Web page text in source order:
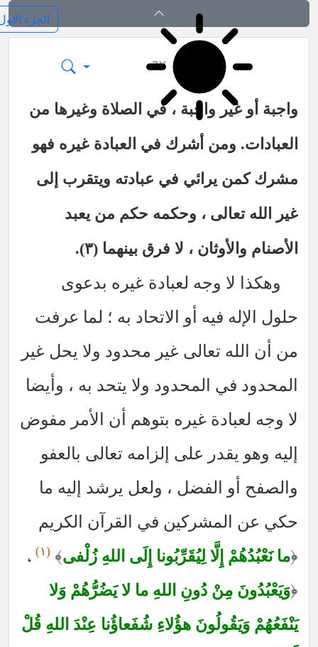
بدایة المعارف الالهیة
٦٧
واجبة أو غير واجبة ، في الصلاة وغيرها من
العبادات. ومن أشرك في العبادة غيره فهو
مشرك كمن يرائي في عبادته ويتقرب إلى
غير الله تعالى ، وحكمه حكم من يعبد
الأصنام والأوثان ، لا فرق بينهما (٣).
وهكذا لا وجه لعبادة غيره بدعوى
حلول الإله فيه أو الاتحاد به ؛ لما عرفت
من أن الله تعالى غير محدود ولا يحل غير
المحدود في المحدود ولا يتحد به ، وأيضا
لا وجه لعبادة غيره بتوهم أن الأمر مفوض
إليه وهو يقدر على إلزامه تعالى بالعفو
والصفح أو الفضل ، ولعل يرشد إليه ما
حكي عن المشركين في القرآن الكريم
﴿ما نَعْبُدُهُمْ إِلَّا لِيُقَرِّبُونا إِلَى اللهِ زُلْفى﴾ (١)
،
﴿وَيَعْبُدُونَ مِنْ دُونِ اللهِ ما لا يَضُرُّهُمْ وَلا
يَنْفَعُهُمْ وَيَقُولُونَ هؤُلاءِ شُفَعاؤُنا عِنْدَ اللهِ قُلْ